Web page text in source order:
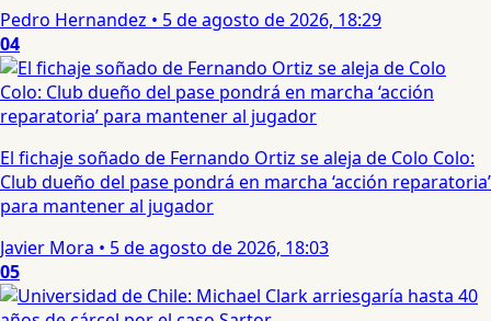
Pedro Hernandez • 5 de agosto de 2026, 18:29
04
El fichaje soñado de Fernando Ortiz se aleja de Colo Colo:
Club dueño del pase pondrá en marcha ‘acción reparatoria’
para mantener al jugador
Javier Mora • 5 de agosto de 2026, 18:03
05